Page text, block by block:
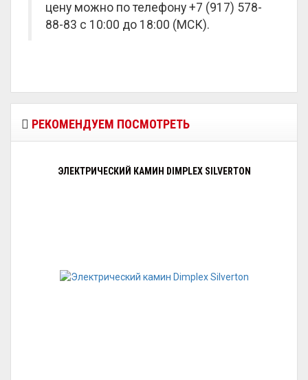
цену можно по телефону +7 (917) 578-
88-83 с 10:00 до 18:00 (МСК).
РЕКОМЕНДУЕМ ПОСМОТРЕТЬ
ЭЛЕКТРИЧЕСКИЙ КАМИН DIMPLEX SILVERTON